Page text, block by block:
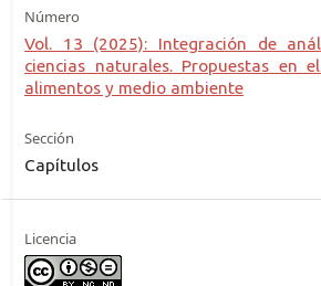
Número
Vol. 13 (2025): Integración de
ciencias naturales. Propuestas en
alimentos y medio ambiente
Sección
Capítulos
Licencia